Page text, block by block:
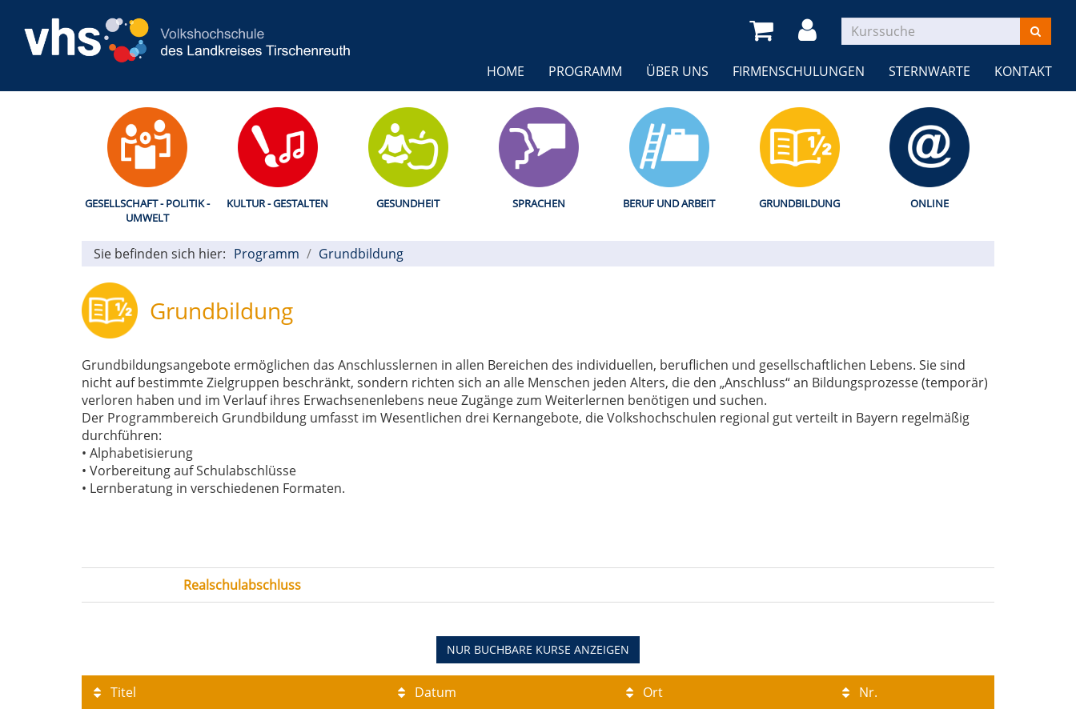
HOME PROGRAMM ÜBER UNS FIRMENSCHULUNGEN STERNWARTE KONTAKT
GESELLSCHAFT - POLITIK -
UMWELT
KULTUR - GESTALTEN GESUNDHEIT SPRACHEN BERUF UND ARBEIT GRUNDBILDUNG ONLINE
Sie befinden sich hier: Programm Grundbildung
Grundbildung
Grundbildungsangebote ermöglichen das Anschlusslernen in allen Bereichen des individuellen, beruflichen und gesellschaftlichen Lebens. Sie sind
nicht auf bestimmte Zielgruppen beschränkt, sondern richten sich an alle Menschen jeden Alters, die den „Anschluss“ an Bildungsprozesse (temporär)
verloren haben und im Verlauf ihres Erwachsenenlebens neue Zugänge zum Weiterlernen benötigen und suchen.
Der Programmbereich Grundbildung umfasst im Wesentlichen drei Kernangebote, die Volkshochschulen regional gut verteilt in Bayern regelmäßig
durchführen:
• Alphabetisierung
• Vorbereitung auf Schulabschlüsse
• Lernberatung in verschiedenen Formaten.
Realschulabschluss
NUR BUCHBARE KURSE ANZEIGEN
Titel Datum Ort
Nr.